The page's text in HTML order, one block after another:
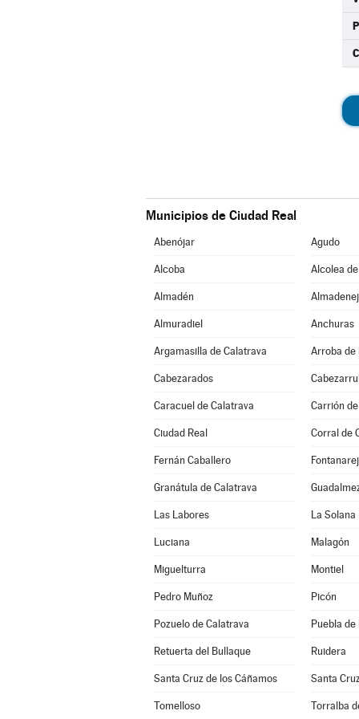
Municipios de Ciudad Real
Abenójar Agudo
Alcoba Alcolea
Almadén
Almuradiel Anchuras
Argamasilla de Calatrava Arroba de
Cabezarados
Caracuel de Calatrava Carrión
Ciudad Real Corral de
Fernán Caballero
Granátula de Calatrava
Las Labores La Solana
Luciana Malagón
Miguelturra Montiel
Pedro Muñoz Picón
Pozuelo de Calatrava Puebla
Retuerta del Bullaque Ruidera
Santa Cruz de los Cáñamos Santa
Tomelloso Torralba